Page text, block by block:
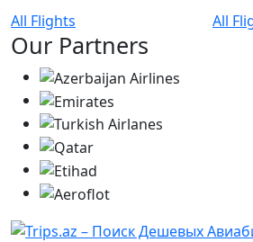
All Flights
All
Our Partners